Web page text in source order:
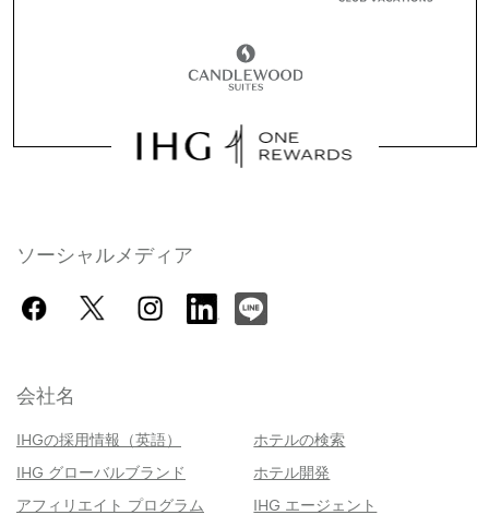
ソーシャルメディア
会社名
IHGの採用情報（英語）
ホテルの検索
IHG グローバルブランド
ホテル開発
アフィリエイト プログラム
IHG エージェント